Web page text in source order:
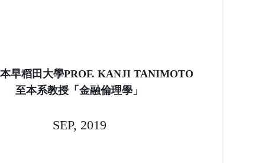
早稻田大學PROF. KANJI TANIMOTO
至本系教授「金融倫理學」
SEP, 2019